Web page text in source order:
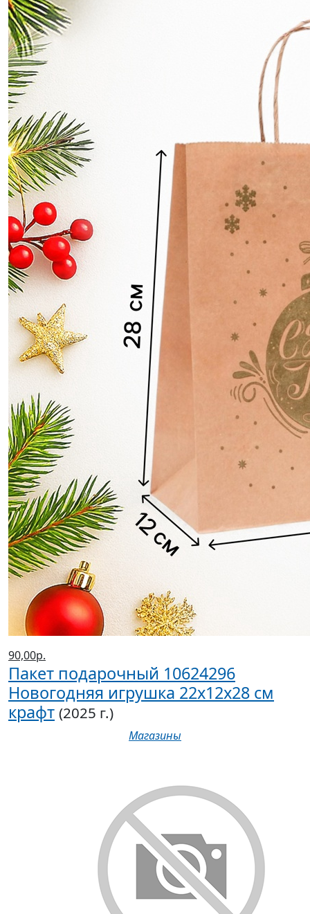
90,00р.
Пакет подарочный 10624296
Новогодняя игрушка 22х12х28 см
крафт (2025 г.)
Магазины